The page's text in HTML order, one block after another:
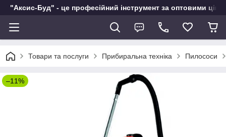
"Аксис-Буд" - це професійний інструмент за оптовими
Товари та послуги Прибиральна техніка Пилососи
–11%